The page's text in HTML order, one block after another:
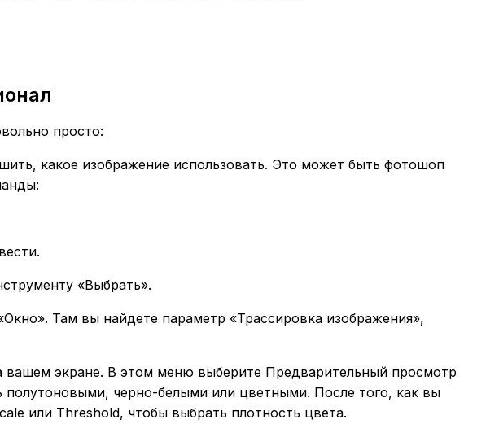
просто:
какое изображение использовать. Это может быть фотошоп
«Выбрать».
Там вы найдете параметр «Трассировка изображения»,
экране. В этом меню выберите Предварительный просмотр
черно-белыми или цветными. После того, как вы
или Threshold, чтобы выбрать плотность цвета.